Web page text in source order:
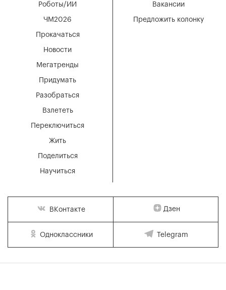
Мегатренды
Придумать
Разобраться
Взлететь
Новости
Переключиться
Жить
Поделиться
Научиться
Роботы/ИИ
ЧМ2026
Прокачаться
Вакансии
Предложить колонку
ВКонтакте Дзен
Одноклассники Telegram